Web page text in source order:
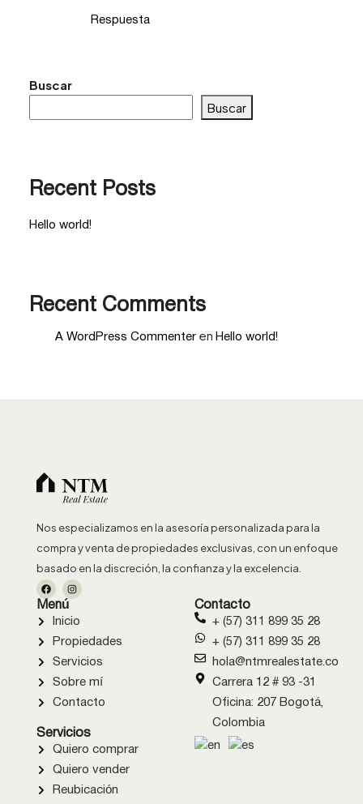
Respuesta
Buscar
Buscar
Recent Posts
Hello world!
Recent Comments
A WordPress Commenter en Hello world!
Nos especializamos en la asesoría personalizada para la
compra y venta de propiedades exclusivas, con un enfoque
basado en la discreción, la confianza y la excelencia.
Menú
Inicio
Propiedades
Servicios
Sobre mí
Contacto
Servicios
Quiero comprar
Quiero vender
Reubicación
Contacto
+ (57) 311 899 35 28
+ (57) 311 899 35 28
hola@ntmrealestate.co
Carrera 12 # 93 -31
Oficina: 207 Bogotá,
Colombia